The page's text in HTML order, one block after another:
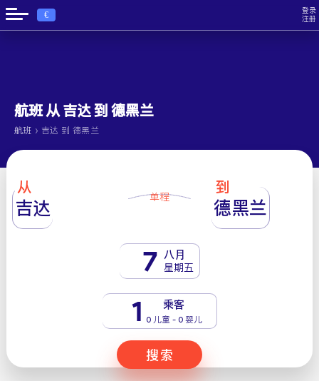
€
登录
注册
航班 从 吉达 到 德黑兰
航班 › 吉达 到 德黑兰
从
吉达 单程
到
德黑兰
7 八月
星期五
1 乘客
0 儿童 - 0 婴儿
搜索